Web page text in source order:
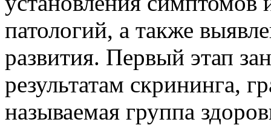
патологий, а также
развития. Первый этап
результатам скрининга,
называемая группа